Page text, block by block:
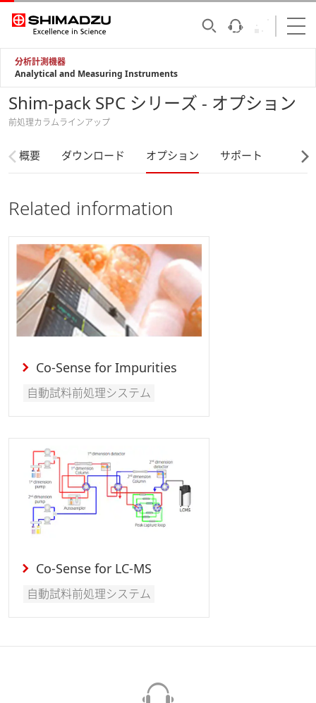
分析計測機器
Analytical and Measuring Instruments
Shim-pack SPC シリーズ - オプション
前処理カラムラインアップ
概要 ダウンロード オプション サポート
Related information
Co-Sense for Impurities
自動試料前処理システム
Co-Sense for LC-MS
自動試料前処理システム